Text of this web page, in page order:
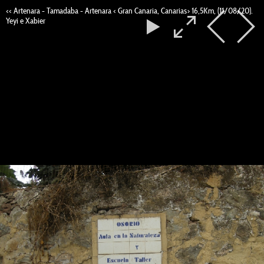
<< Artenara - Tamadaba - Artenara < Gran Canaria, Canarias> 16,5Km, (11/08/20).
Yeyi e Xabier